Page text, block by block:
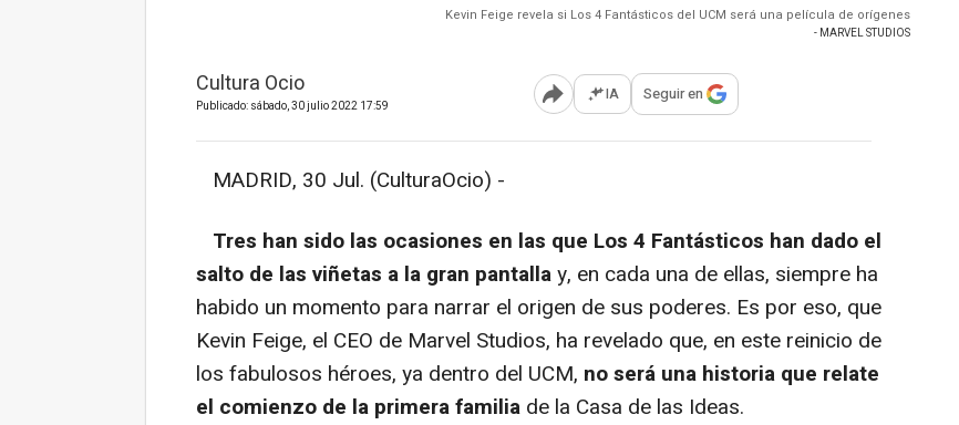
Kevin Feige revela si Los 4 Fantásticos del UCM será una película de orígenes
- MARVEL STUDIOS
Cultura Ocio
Publicado: sábado, 30 julio 2022 17:59 Abrir opciones para compartir
IA Seguir en
MADRID, 30 Jul. (CulturaOcio) -
Tres han sido las ocasiones en las que Los 4 Fantásticos han dado el
salto de las viñetas a la gran pantallay, en cada una de ellas, siempre ha
habido un momento para narrar el origen de sus poderes. Es por eso, que
Kevin Feige, el CEO de Marvel Studios, ha revelado que, en este reinicio de
los fabulosos héroes, ya dentro del UCM, no será una historia que relate
el comienzo de la primera familia de la Casa de las Ideas.